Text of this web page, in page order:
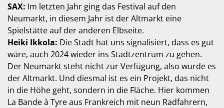
SAX: Im letzten Jahr ging das Festival auf den
Neumarkt, in diesem Jahr ist der Altmarkt eine
Spielstätte auf der anderen Elbseite.
Heiki Ikkola: Die Stadt hat uns signalisiert, dass es gut
wäre, auch 2024 wieder ins Stadtzentrum zu gehen.
Der Neumarkt steht nicht zur Verfügung, also wurde es
der Altmarkt. Und diesmal ist es ein Projekt, das nicht
in die Höhe geht, sondern in die Fläche. Hier kommen
La Bande à Tyre aus Frankreich mit neun Radfahrern,